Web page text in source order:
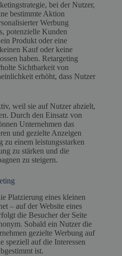
bei der Nutzer,
bestimmte Aktion
Werbung
potenzielle Kunden
Produkt oder eine
Kauf oder keine
haben. Retargeting
Sichtbarkeit von
erhöht, dass Nutzer
weil sie auf Nutzer abzielt,
Durch den Einsatz von
Unternehmen das
und gezielte Anzeigen
zu einem leistungsstarken
zu stärken und die
zu steigern.
Platzierung eines kleinen
– auf der Website eines
die Besucher der Seite
Sobald ein Nutzer die
gezielte Werbung auf
speziell auf die Interessen
ist.